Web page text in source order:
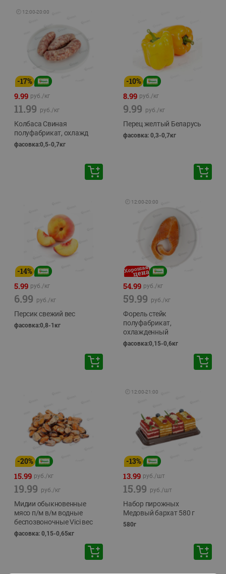
🕘 12:00-20:00
-17%
9.99 руб./кг
11.99 руб./кг
Колбаса Свиная
полуфабрикат, охлажд
фасовка:0,5-0,7кг
-10%
8.99 руб./кг
9.99 руб./кг
Перец желтый Беларусь
фасовка: 0,3-0,7кг
-14%
5.99 руб./кг
6.99 руб./кг
Персик свежий вес
фасовка:0,8-1кг
🕘 12:00-20:00
54.99 руб./кг
59.99 руб./кг
Форель стейк
полуфабрикат,
охлажденный
фасовка:0,15-0,6кг
-20%
15.99 руб./кг
19.99 руб./кг
Мидии обыкновенные
мясо п/м в/м водные
беспозвоночные Vici вес
фасовка: 0,15-0,65кг
🕘 12:00-21:00
-13%
13.99 руб./шт
15.99 руб./шт
Набор пирожных
Медовый бархат 580 г
580г